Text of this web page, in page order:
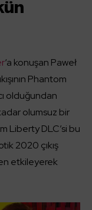
‘a konuşan Paweł
Phantom
olduğundan
olumsuz bir
Liberty DLC’si bu
2020 çıkış
etkileyerek